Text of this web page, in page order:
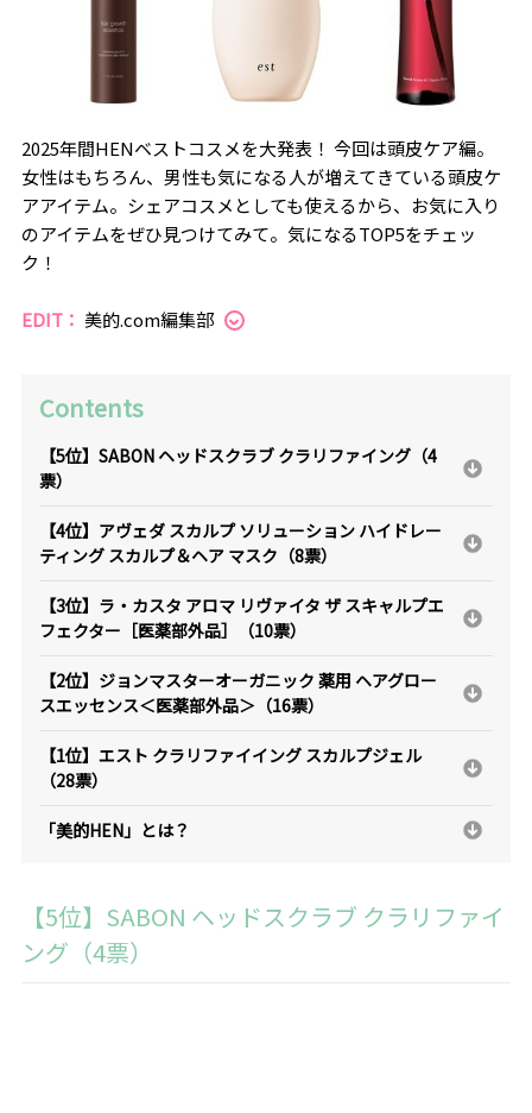
2025年間HENベストコスメを大発表！ 今回は頭皮ケア編。
女性はもちろん、男性も気になる人が増えてきている頭皮ケ
アアイテム。シェアコスメとしても使えるから、お気に入り
のアイテムをぜひ見つけてみて。気になるTOP5をチェッ
ク！
EDIT： 美的.com編集部
Contents
【5位】SABON ヘッドスクラブ クラリファイング（4
票）
【4位】アヴェダ スカルプ ソリューション ハイドレー
ティング スカルプ＆ヘア マスク（8票）
【3位】ラ・カスタ アロマ リヴァイタ ザ スキャルプエ
フェクター［医薬部外品］（10票）
【2位】ジョンマスターオーガニック 薬用 ヘアグロー
スエッセンス＜医薬部外品＞（16票）
【1位】エスト クラリファイイング スカルプジェル
（28票）
「美的HEN」とは？
【5位】SABON ヘッドスクラブ クラリファイ
ング（4票）